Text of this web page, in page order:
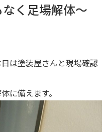
く足場解体～
は塗装屋さんと現場確認
に備えます。